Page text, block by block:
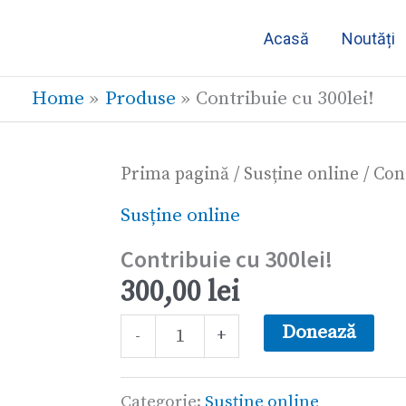
Acasă Noutăți
Home Produse Contribuie cu 300lei!
Prima pagină/ Susține online /
Susține online
Contribuie cu 300lei!
300,00 lei
-
Cantitate
Contribuie
300lei!
+ Donează
Categorie: Susține online